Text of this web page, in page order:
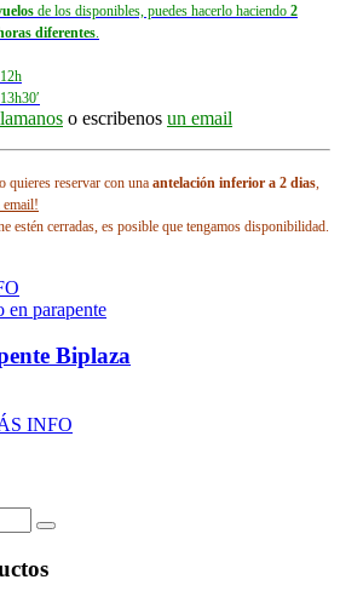
de los disponibles, puedes hacerlo haciendo 2
diferentes
o escribenos un email
quieres reservar con una antelación inferior a 2 dias
email!
estén cerradas, es posible que tengamos disponibilidad.
Biplaza
INFO